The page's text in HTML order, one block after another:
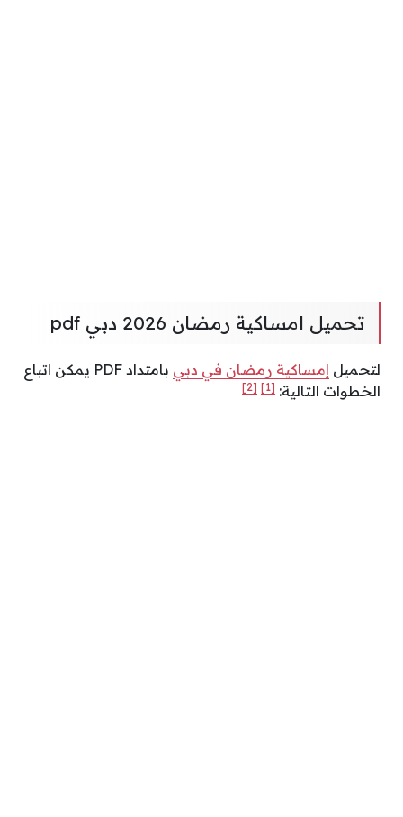
تحميل امساكية رمضان 2026 دبي pdf
لتحميل إمساكية رمضان في دبي
بامتداد PDF يمكن اتباع
الخطوات التالية: [1]
[2]